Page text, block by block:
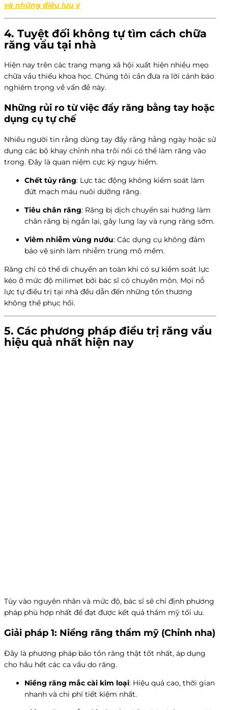
và những điều lưu ý
4. Tuyệt đối không tự tìm cách chữa
răng vẩu tại nhà
Hiện nay trên các trang mạng xã hội xuất hiện nhiều mẹo
chữa vẩu thiếu khoa học. Chúng tôi cần đưa ra lời cảnh báo
nghiêm trọng về vấn đề này.
Những rủi ro từ việc đẩy răng bằng tay hoặc
dụng cụ tự chế
Nhiều người tin rằng dùng tay đẩy răng hằng ngày hoặc sử
dụng các bộ khay chỉnh nha trôi nổi có thể làm răng vào
trong. Đây là quan niệm cực kỳ nguy hiểm.
Chết tủy răng: Lực tác động không kiểm soát làm
đứt mạch máu nuôi dưỡng răng.
Tiêu chân răng: Răng bị dịch chuyển sai hướng làm
chân răng bị ngắn lại, gây lung lay và rụng răng sớm.
Viêm nhiễm vùng nướu: Các dụng cụ không đảm
bảo vệ sinh làm nhiễm trùng mô mềm.
Răng chỉ có thể di chuyển an toàn khi có sự kiểm soát lực
kéo ở mức độ milimet bởi bác sĩ có chuyên môn. Mọi nỗ
lực tự điều trị tại nhà đều dẫn đến những tổn thương
không thể phục hồi.
5. Các phương pháp điều trị răng vẩu
hiệu quả nhất hiện nay
Tùy vào nguyên nhân và mức độ, bác sĩ sẽ chỉ định phương
pháp phù hợp nhất để đạt được kết quả thẩm mỹ tối ưu.
Giải pháp 1: Niềng răng thẩm mỹ (Chỉnh nha)
Đây là phương pháp bảo tồn răng thật tốt nhất, áp dụng
cho hầu hết các ca vẩu do răng.
Niềng răng mắc cài kim loại: Hiệu quả cao, thời gian
nhanh và chi phí tiết kiệm nhất.